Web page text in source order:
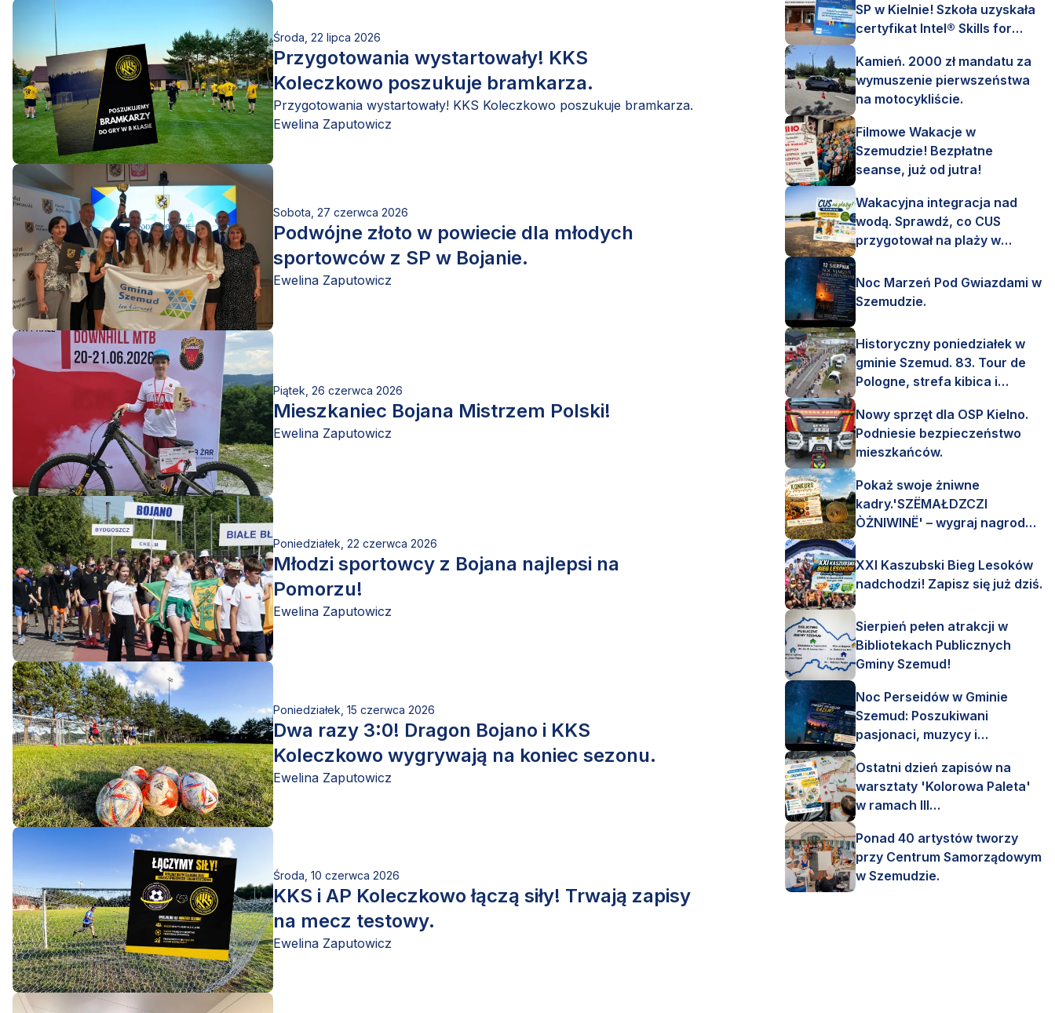
Środa, 22 lipca 2026
Przygotowania wystartowały! KKS
Koleczkowo poszukuje bramkarza.
Przygotowania wystartowały! KKS Koleczkowo poszukuje bramkarza.
Ewelina Zaputowicz
Sobota, 27 czerwca 2026
Podwójne złoto w powiecie dla młodych
sportowców z SP w Bojanie.
Ewelina Zaputowicz
Piątek, 26 czerwca 2026
Mieszkaniec Bojana Mistrzem Polski!
Ewelina Zaputowicz
Poniedziałek, 22 czerwca 2026
Młodzi sportowcy z Bojana najlepsi na
Pomorzu!
Ewelina Zaputowicz
Poniedziałek, 15 czerwca 2026
Dwa razy 3:0! Dragon Bojano i KKS
Koleczkowo wygrywają na koniec sezonu.
Ewelina Zaputowicz
Środa, 10 czerwca 2026
KKS i AP Koleczkowo łączą siły! Trwają zapisy
na mecz testowy.
Ewelina Zaputowicz
SP w Kielnie! Szkoła uzyskała
certyfikat Intel® Skills for
Kamień. 2000 zł mandatu za
wymuszenie pierwszeństwa
na motocykliście.
Filmowe Wakacje w
Szemudzie! Bezpłatne
seanse, już od jutra!
Wakacyjna integracja nad
wodą. Sprawdź, co CUS
przygotował na plaży w
Noc Marzeń Pod Gwiazdami w
Szemudzie.
Historyczny poniedziałek w
gminie Szemud. 83. Tour de
Pologne, strefa kibica i
Nowy sprzęt dla OSP Kielno.
Podniesie bezpieczeństwo
mieszkańców.
Pokaż swoje żniwne
kadry.'SZËMAŁDZCZI
ÒŻNIWINË' – wygraj nagrody
XXI Kaszubski Bieg Lesoków
nadchodzi! Zapisz się już dziś.
Sierpień pełen atrakcji w
Bibliotekach Publicznych
Gminy Szemud!
Noc Perseidów w Gminie
Szemud: Poszukiwani
pasjonaci, muzycy i
Ostatni dzień zapisów na
warsztaty 'Kolorowa Paleta'
w ramach III
Artystycznego.
Ponad 40 artystów tworzy
przy Centrum Samorządowym
w Szemudzie.